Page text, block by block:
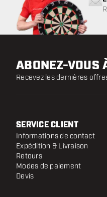
ABONEZ-VOUS
Recevez les dernières
SERVICE CLIENT
Informations de contact
Expédition & Livraison
Retours
Modes de paiement
Devis